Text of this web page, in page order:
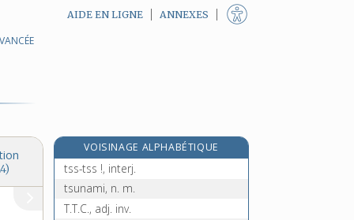
AIDE EN LIGNE ANNEXES
VOISINAGE ALPHABÉTIQUE
tss !, interj.
tss-tss !, interj.
tsunami, n. m.
T.T.C., adj. inv.